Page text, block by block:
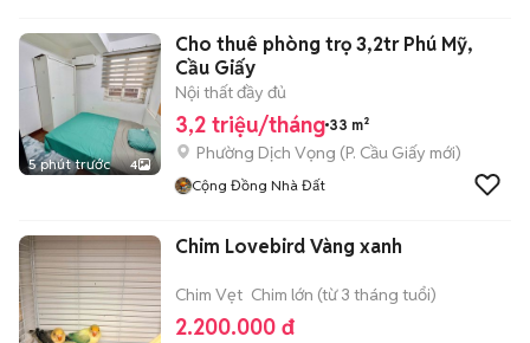
5 phút trước 4
Cho thuê phòng trọ 3,2tr Phú Mỹ,
Cầu Giấy
Nội thất đầy đủ
3,2 triệu/tháng 33 m²
Phường Dịch Vọng (P. Cầu Giấy mới)
Cộng Đồng Nhà Đất
Chim Lovebird Vàng xanh
Chim Vẹt Chim lớn (từ 3 tháng tuổi)
2.200.000 đ